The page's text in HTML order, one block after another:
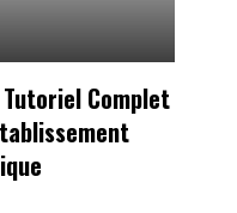
Complet